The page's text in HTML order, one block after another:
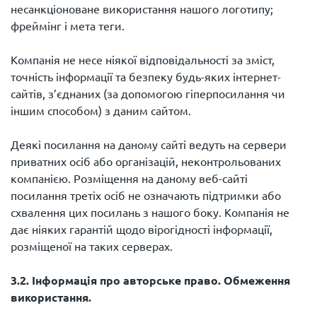
несанкціоноване використання нашого логотипу;
фреймінг і мета теги.
Компанія не несе ніякої відповідальності за зміст,
точність інформації та безпеку будь-яких інтернет-
сайтів, з’єднаних (за допомогою гіперпосилання чи
іншим способом) з даним сайтом.
Деякі посилання на даному сайті ведуть на сервери
приватних осіб або організацій, неконтрольованих
компанією. Розміщення на даному веб-сайті
посилання третіх осіб не означають підтримки або
схвалення цих посилань з нашого боку. Компанія не
дає ніяких гарантій щодо вірогідності інформації,
розміщеної на таких серверах.
3.2. Інформація про авторське право. Обмеження
використання.